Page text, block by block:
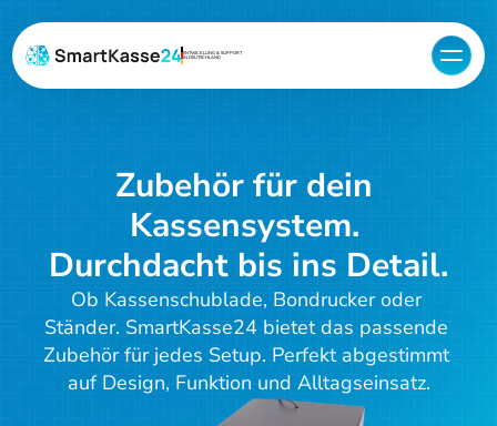
ENTWICKLUNG & SUPPORT
IN DEUTSCHLAND
Zubehör für dein
Kassensystem.
Durchdacht bis ins Detail.
Ob Kassenschublade, Bondrucker oder
Ständer. SmartKasse24 bietet das passende
Zubehör für jedes Setup. Perfekt abgestimmt
auf Design, Funktion und Alltagseinsatz.